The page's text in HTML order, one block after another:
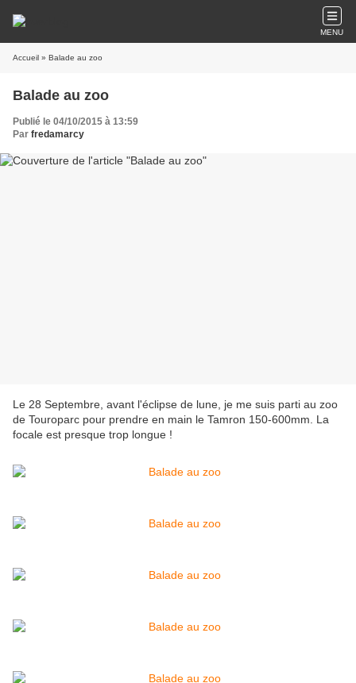
MENU
Accueil » Balade au zoo
Balade au zoo
Publié le 04/10/2015 à 13:59
Par fredamarcy
Le 28 Septembre, avant l'éclipse de lune, je me suis parti au zoo
de Touroparc pour prendre en main le Tamron 150-600mm. La
focale est presque trop longue !